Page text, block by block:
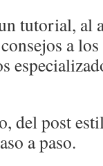
tutorial, al
a
del post
a paso.